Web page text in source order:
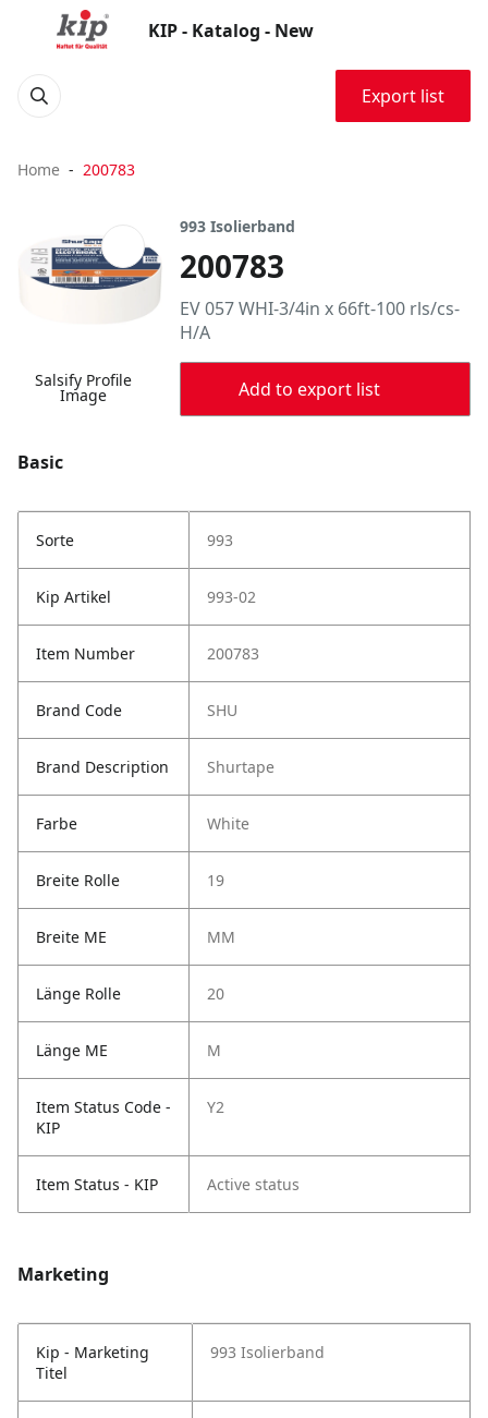
KIP - Katalog - New
Export list
Home 200783
Salsify Profile
Image
993 Isolierband
200783
EV 057 WHI-3/4in x 66ft-100 rls/cs-
H/A
Add to export list
Basic
Sorte 993
Kip Artikel 993-02
Item Number 200783
Brand Code SHU
Brand Description Shurtape
Farbe White
Breite Rolle 19
Breite ME MM
Länge Rolle 20
Länge ME M
Item Status Code -
KIP
Y2
Item Status - KIP Active status
Marketing
Kip - Marketing
Titel
993 Isolierband